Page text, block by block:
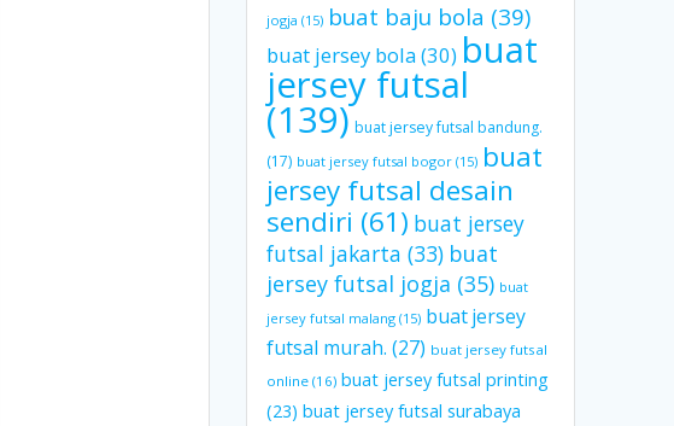
jogja (15) buat baju bola (39)
buat jersey bola(30) buat
jersey futsal
(139) buat jersey futsal bandung.
(17) buat jersey futsal bogor (15) buat
jersey futsal desain
sendiri (61) buat jersey
futsal jakarta (33) buat
jersey futsal jogja (35) buat
jersey futsal malang (15) buat jersey
futsal murah. (27) buat jersey futsal
online (16) buat jersey futsal printing
(23) buat jersey futsal surabaya